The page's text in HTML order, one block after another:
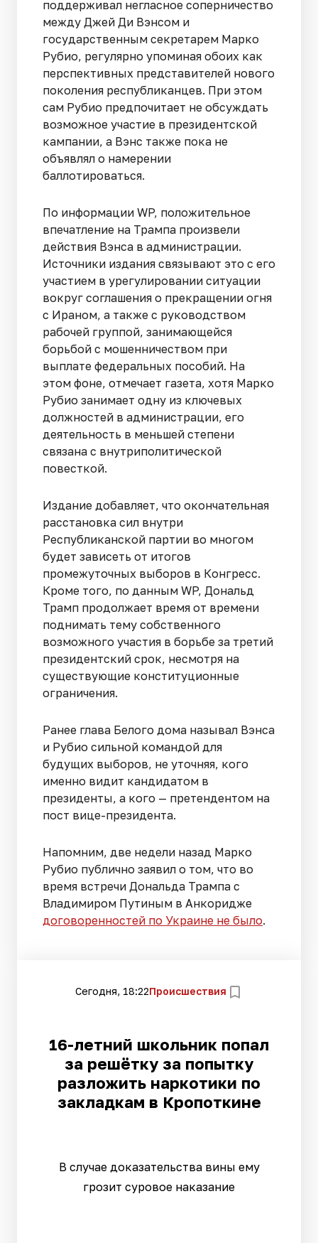
поддерживал негласное соперничество
между Джей Ди Вэнсом и
государственным секретарем Марко
Рубио, регулярно упоминая обоих как
перспективных представителей нового
поколения республиканцев. При этом
сам Рубио предпочитает не обсуждать
возможное участие в президентской
кампании, а Вэнс также пока не
объявлял о намерении
баллотироваться.
По информации WP, положительное
впечатление на Трампа произвели
действия Вэнса в администрации.
Источники издания связывают это с его
участием в урегулировании ситуации
вокруг соглашения о прекращении огня
с Ираном, а также с руководством
рабочей группой, занимающейся
борьбой с мошенничеством при
выплате федеральных пособий. На
этом фоне, отмечает газета, хотя Марко
Рубио занимает одну из ключевых
должностей в администрации, его
деятельность в меньшей степени
связана с внутриполитической
повесткой.
Издание добавляет, что окончательная
расстановка сил внутри
Республиканской партии во многом
будет зависеть от итогов
промежуточных выборов в Конгресс.
Кроме того, по данным WP, Дональд
Трамп продолжает время от времени
поднимать тему собственного
возможного участия в борьбе за третий
президентский срок, несмотря на
существующие конституционные
ограничения.
Ранее глава Белого дома называл Вэнса
и Рубио сильной командой для
будущих выборов, не уточняя, кого
именно видит кандидатом в
президенты, а кого — претендентом на
пост вице-президента.
Напомним, две недели назад Марко
Рубио публично заявил о том, что во
время встречи Дональда Трампа с
Владимиром Путиным в Анкоридже
договоренностей по Украине не было.
Сегодня, 18:22Происшествия
16-летний школьник попал
за решётку за попытку
разложить наркотики по
закладкам в Кропоткине
В случае доказательства вины ему
грозит суровое наказание